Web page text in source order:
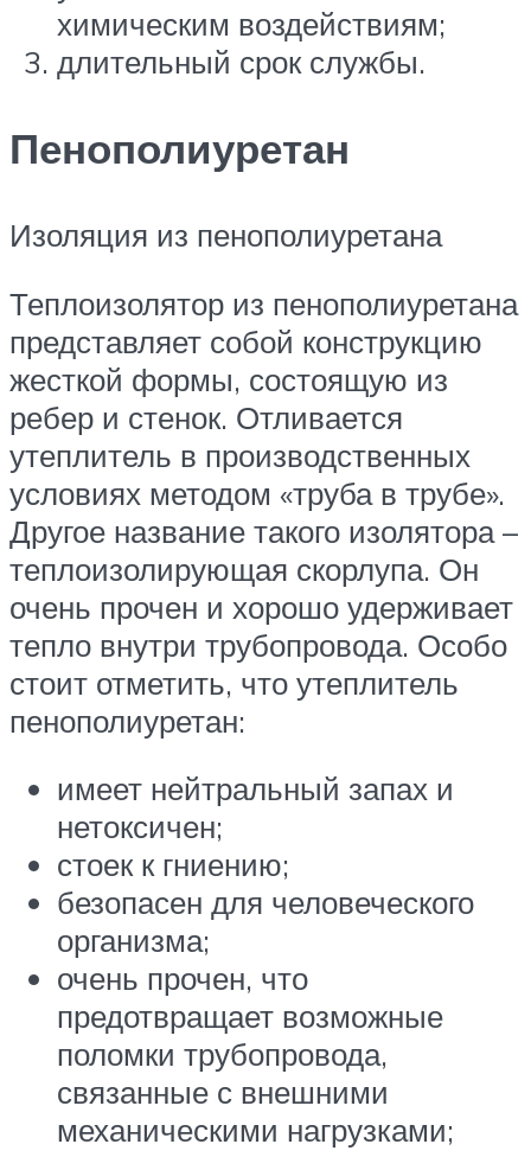
химическим воздействиям;
длительный срок службы.
Пенополиуретан
Изоляция из пенополиуретана
Теплоизолятор из пенополиуретана
представляет собой конструкцию
жесткой формы, состоящую из
ребер и стенок. Отливается
утеплитель в производственных
условиях методом «труба в трубе».
Другое название такого изолятора –
теплоизолирующая скорлупа. Он
очень прочен и хорошо удерживает
тепло внутри трубопровода. Особо
стоит отметить, что утеплитель
пенополиуретан:
имеет нейтральный запах и
нетоксичен;
стоек к гниению;
безопасен для человеческого
организма;
очень прочен, что
предотвращает возможные
поломки трубопровода,
связанные с внешними
механическими нагрузками;